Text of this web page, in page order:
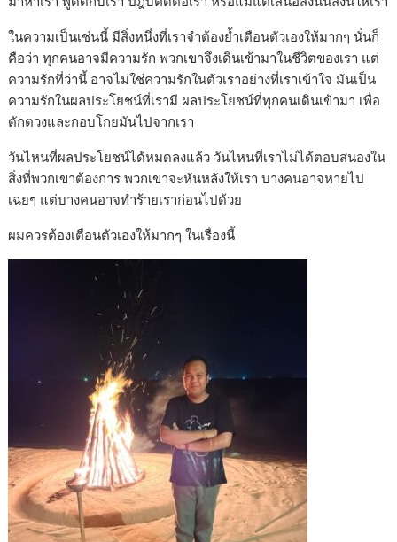
ในความเป็นเช่นนี้ มีสิ่งหนึ่งที่เราจำต้องย้ำเตือนตัวเองให้มากๆ นั่นก็
คือว่า ทุกคนอาจมีความรัก พวกเขาจึงเดินเข้ามาในชีวิตของเรา แต่
ความรักที่ว่านี้ อาจไม่ใช่ความรักในตัวเราอย่างที่เราเข้าใจ มันเป็น
ความรักในผลประโยชน์ที่เรามี ผลประโยชน์ที่ทุกคนเดินเข้ามา เพื่อ
ตักตวงและกอบโกยมันไปจากเรา
วันไหนที่ผลประโยชน์ได้หมดลงแล้ว วันไหนที่เราไม่ได้ตอบสนองใน
สิ่งที่พวกเขาต้องการ พวกเขาจะหันหลังให้เรา บางคนอาจหายไป
เฉยๆ แต่บางคนอาจทำร้ายเราก่อนไปด้วย
ผมควรต้องเตือนตัวเองให้มากๆ ในเรื่องนี้